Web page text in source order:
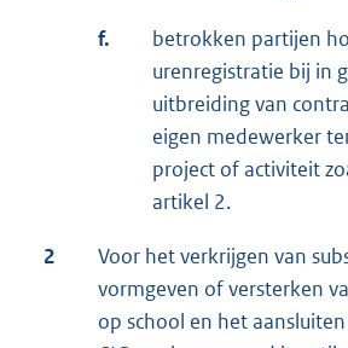
f.
betrokken partijen
urenregistratie bij in
uitbreiding van
eigen medewerker
project of activiteit
artikel 2.
2
Voor het verkrijgen van
vormgeven of versterken
op school en het